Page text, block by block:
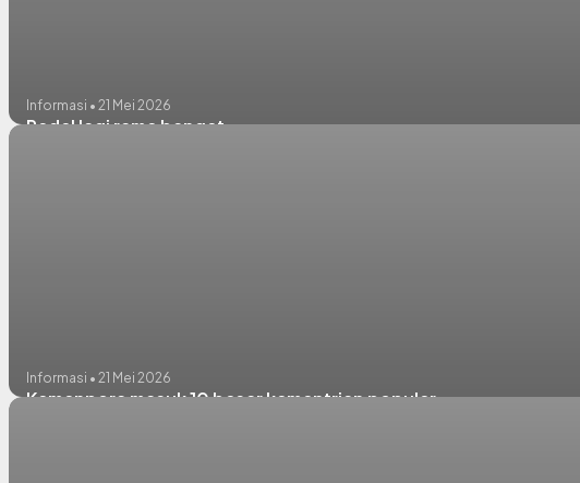
Informasi • 21 Mei 2026
Pedel lagi rame banget
Informasi • 21 Mei 2026
Kemenpora masuk 10 besar kementrian populer